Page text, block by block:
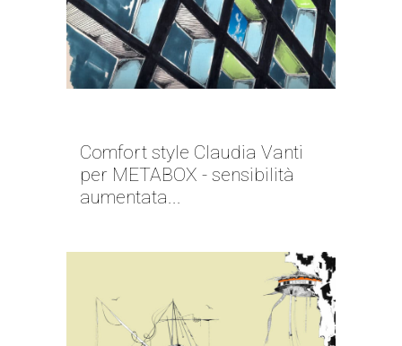
Comfort style Claudia Vanti
per METABOX - sensibilità
aumentata...